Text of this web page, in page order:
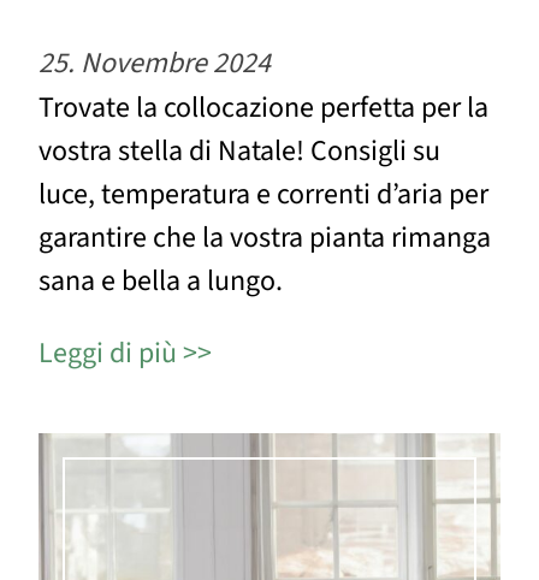
25. Novembre 2024
Trovate la collocazione perfetta per la
vostra stella di Natale! Consigli su
luce, temperatura e correnti d’aria per
garantire che la vostra pianta rimanga
sana e bella a lungo.
Leggi di più